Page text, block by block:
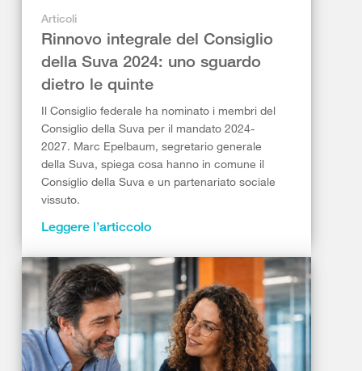
Articoli
Rinnovo integrale del Consiglio
della Suva 2024: uno sguardo
dietro le quinte
Il Consiglio federale ha nominato i membri del
Consiglio della Suva per il mandato 2024-
2027. Marc Epelbaum, segretario generale
della Suva, spiega cosa hanno in comune il
Consiglio della Suva e un partenariato sociale
vissuto.
Leggere l’articcolo